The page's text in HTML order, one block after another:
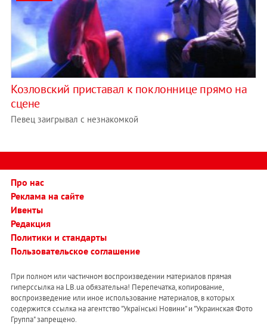
Козловский приставал к поклоннице прямо на
сцене
Певец заигрывал с незнакомкой
Про нас
Реклама на сайте
Ивенты
Редакция
Политики и стандарты
Пользовательское соглашение
При полном или частичном воспроизведении материалов прямая
гиперссылка на LB.ua обязательна! Перепечатка, копирование,
воспроизведение или иное использование материалов, в которых
содержится ссылка на агентство "Українськi Новини" и "Украинская Фото
Группа" запрещено.